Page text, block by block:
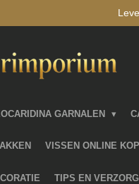
GARNALEN
VISSEN ONLINE
TIPS EN